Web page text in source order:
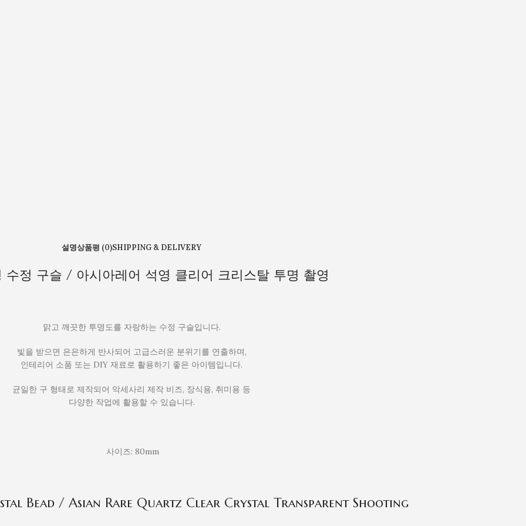
설명상품평 (0)SHIPPING & DELIVERY
정 구슬 / 아시아레어 석영 클리어 크리스탈 투명 촬영
맑고 깨끗한 투명도를 자랑하는 수정 구슬입니다.
빛을 받으면 은은하게 반사되어 고급스러운 분위기를 연출하며,
인테리어 소품 또는 DIY 재료로 활용하기 좋은 아이템입니다.
균일한 구 형태로 제작되어 악세사리 제작 비즈, 장식용, 취미용 등
다양한 작업에 활용할 수 있습니다.
사이즈: 80mm
Bead / Asian Rare Quartz Clear Crystal Transparent Shooting